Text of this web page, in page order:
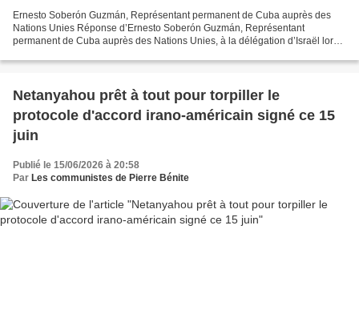
Ernesto Soberón Guzmán, Représentant permanent de Cuba auprès des
Nations Unies Réponse d’Ernesto Soberón Guzmán, Représentant
permanent de Cuba auprès des Nations Unies, à la délégation d’Israël lors
Netanyahou prêt à tout pour torpiller le
protocole d'accord irano-américain signé ce 15
juin
Publié le 15/06/2026 à 20:58
Par Les communistes de Pierre Bénite